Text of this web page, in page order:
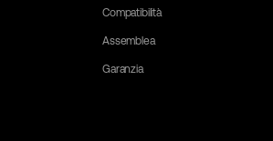
Compatibilità
Assemblea
Garanzia